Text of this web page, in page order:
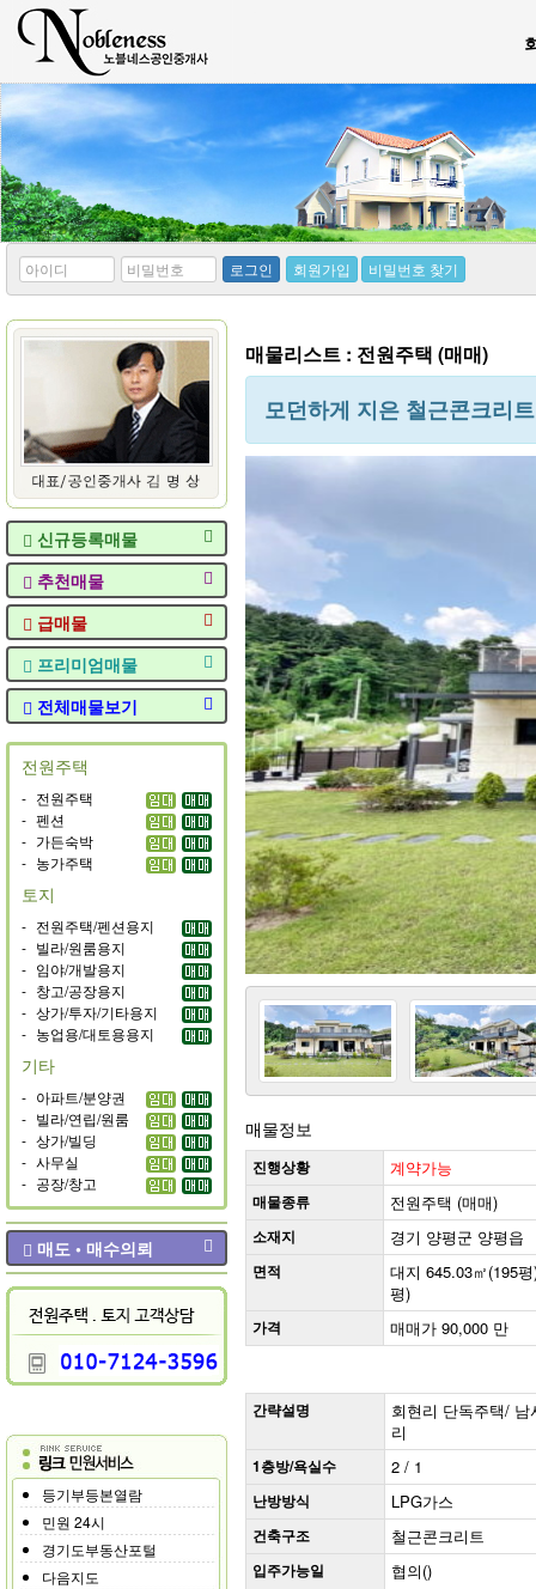
*
아
디
*
비
번
호
로그인 회원가입 비밀번호 찾기
신규등록매물
추천매물
급매물
프리미엄매물
전체매물보기
전원주택
- 전원주택
- 펜션
- 가든숙박
- 농가주택
토지
- 전원주택/펜션용지
- 빌라/원룸용지
- 임야/개발용지
- 창고/공장용지
- 상가/투자/기타용지
- 농업용/대토용용지
기타
- 아파트/분양권
- 빌라/연립/원룸
- 상가/빌딩
- 사무실
- 공장/창고
매도 • 매수의뢰
등기부등본열람
민원 24시
경기도부동산포털
다음지도
매물리스트 : 전원주택 (매매)
모던하게 지은 철근콘크리
매물정보
진행상황 계약가능
매물종류 전원주택 (매매)
소재지 경기 양평군 양평읍
면적
대지 645.03㎡(195
평)
가격 매매가 90,000 만
간략설명
회현리 단독주택/
리
1층방/욕실수 2 / 1
난방방식 LPG가스
건축구조 철근콘크리트
입주가능일 협의()